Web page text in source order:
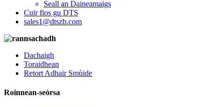
Seall an Daineamaigs
Cuir fios gu DTS
sales1@dtszb.com
Dachaigh
Toraidhean
Retort Adhair Smùide
Roinnean-seòrsa